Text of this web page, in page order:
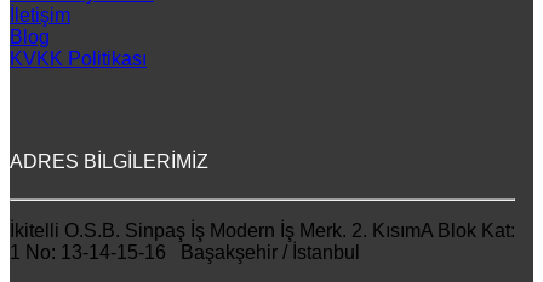
İletişim
Blog
KVKK Politikası
ADRES BİLGİLERİMİZ
İkitelli O.S.B. Sinpaş İş Modern İş Merk. 2. KısımA Blok Kat:
1 No: 13-14-15-16 Başakşehir / İstanbul